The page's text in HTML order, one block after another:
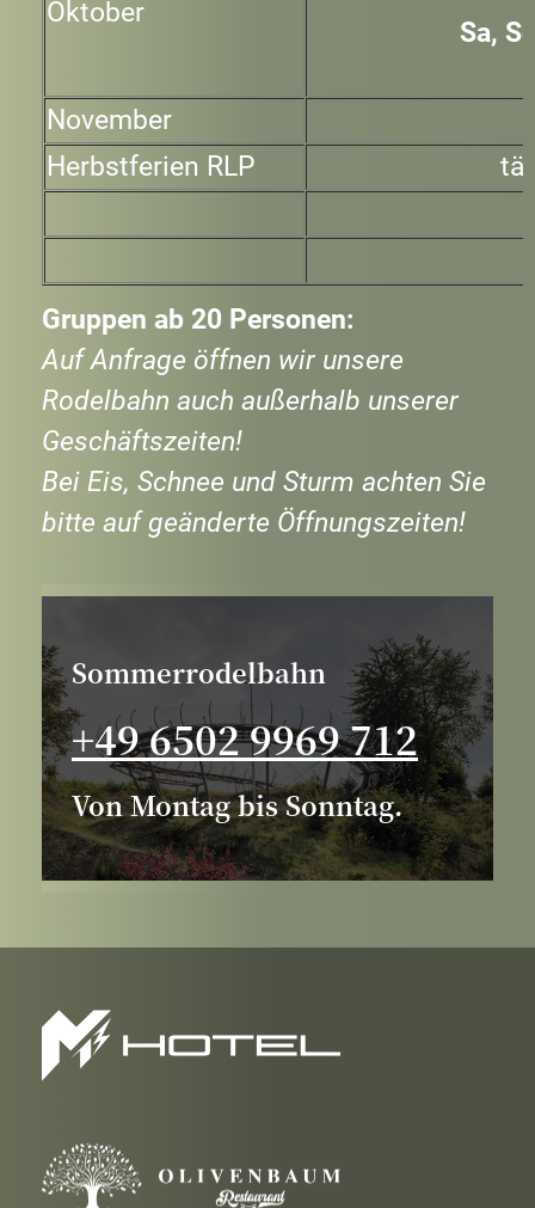
Oktober
Sa,
November
Herbstferien RLP
Gruppen ab 20 Personen:
Auf Anfrage öffnen wir unsere
Rodelbahn auch außerhalb unserer
Geschäftszeiten!
Bei Eis, Schnee und Sturm achten Sie
bitte auf geänderte Öffnungszeiten!
Sie
die
Sommerrodelbahn
Sommerrodelbahn
+49 6502 9969 712
Von Montag bis Sonntag.